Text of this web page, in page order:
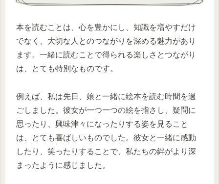
本を読むことは、心を豊かにし、知識を増やすだけ
でなく、大切な人とのつながりを深める魅力があり
ます。一緒に読むことで得られる楽しさとつながり
は、とても特別なものです。
例えば、私は先日、娘と一緒に絵本を読む時間を過
ごしました。彼女が一つ一つの絵を指さし、疑問に
思ったり、興味津々になったりする姿を見ること
は、とても喜ばしいものでした。彼女と一緒に感動
したり、笑ったりすることで、私たちの絆がより深
まったように感じました。